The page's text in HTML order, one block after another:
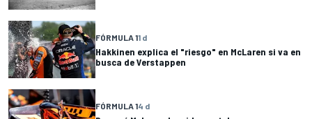
FÓRMULA 11 d
Hakkinen explica el "riesgo" en McLaren si va en
busca de Verstappen
FÓRMULA 14 d